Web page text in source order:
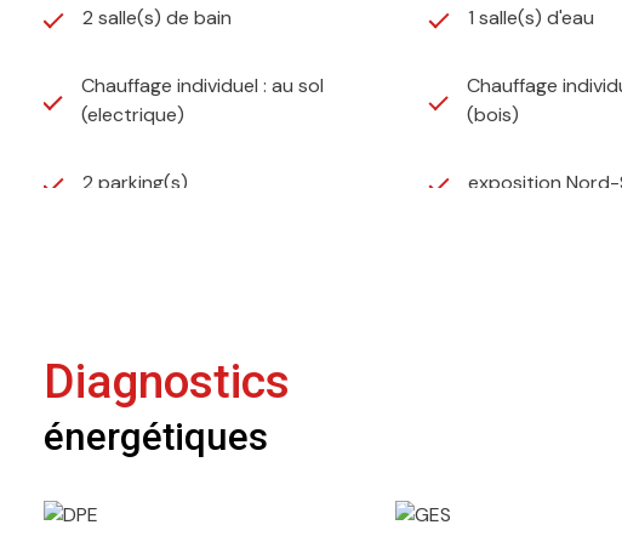
2 salle(s) de bain 1 salle(s) d'eau
Chauffage individuel : au sol
(electrique)
Chauffage
(bois)
2 parking(s) exposition Nord-
Diagnostics
énergétiques